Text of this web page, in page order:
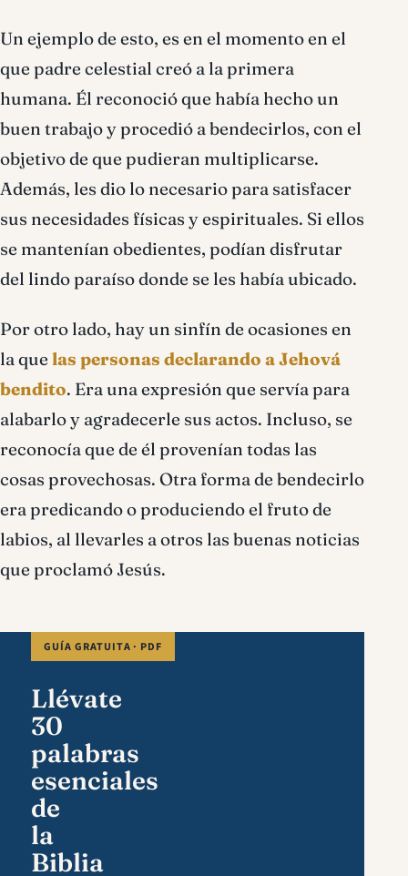
Un ejemplo de esto, es en el momento en el
que padre celestial creó a la primera
humana. Él reconoció que había hecho un
buen trabajo y procedió a bendecirlos, con el
objetivo de que pudieran multiplicarse.
Además, les dio lo necesario para satisfacer
sus necesidades físicas y espirituales. Si ellos
se mantenían obedientes, podían disfrutar
del lindo paraíso donde se les había ubicado.
Por otro lado, hay un sinfín de ocasiones en
la que las personas declarando a Jehová
bendito. Era una expresión que servía para
alabarlo y agradecerle sus actos. Incluso, se
reconocía que de él provenían todas las
cosas provechosas. Otra forma de bendecirlo
era predicando o produciendo el fruto de
labios, al llevarles a otros las buenas noticias
que proclamó Jesús.
GUÍA GRATUITA · PDF
Llévate
30
palabras
esenciales
de
la
Biblia